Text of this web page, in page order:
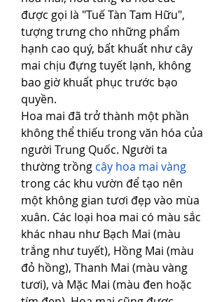
được gọi là "Tuế Tàn Tam Hữu",
tượng trưng cho những phẩm
hạnh cao quý, bất khuất như cây
mai chịu đựng tuyết lạnh, không
bao giờ khuất phục trước bạo
quyền.
Hoa mai đã trở thành một phần
không thể thiếu trong văn hóa của
người Trung Quốc. Người ta
thường trồng cây hoa mai vàng
trong các khu vườn để tạo nên
một không gian tươi đẹp vào mùa
xuân. Các loại hoa mai có màu sắc
khác nhau như Bạch Mai (màu
trắng như tuyết), Hồng Mai (màu
đỏ hồng), Thanh Mai (màu vàng
tươi), và Mặc Mai (màu đen hoặc